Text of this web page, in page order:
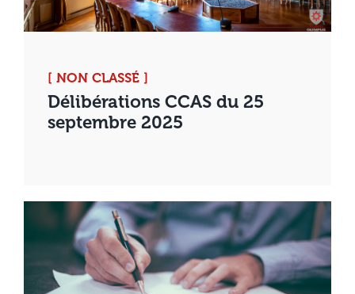
[ NON CLASSÉ ]
Délibérations CCAS du 25
septembre 2025